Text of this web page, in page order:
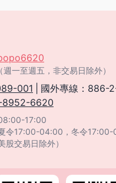
一至週五，非交易日除外）
001
國外專線：886-
8952-6620
17:00
令17:00-04:00，冬令17:00-
股交易日除外）